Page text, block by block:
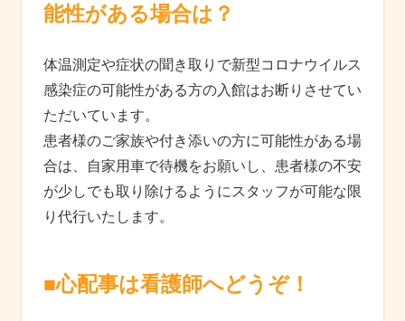
能性がある場合は？
体温測定や症状の聞き取りで新型コロナウイルス
感染症の可能性がある方の入館はお断りさせてい
ただいています。
患者様のご家族や付き添いの方に可能性がある場
合は、自家用車で待機をお願いし、患者様の不安
が少しでも取り除けるようにスタッフが可能な限
り代行いたします。
■心配事は看護師へどうぞ！